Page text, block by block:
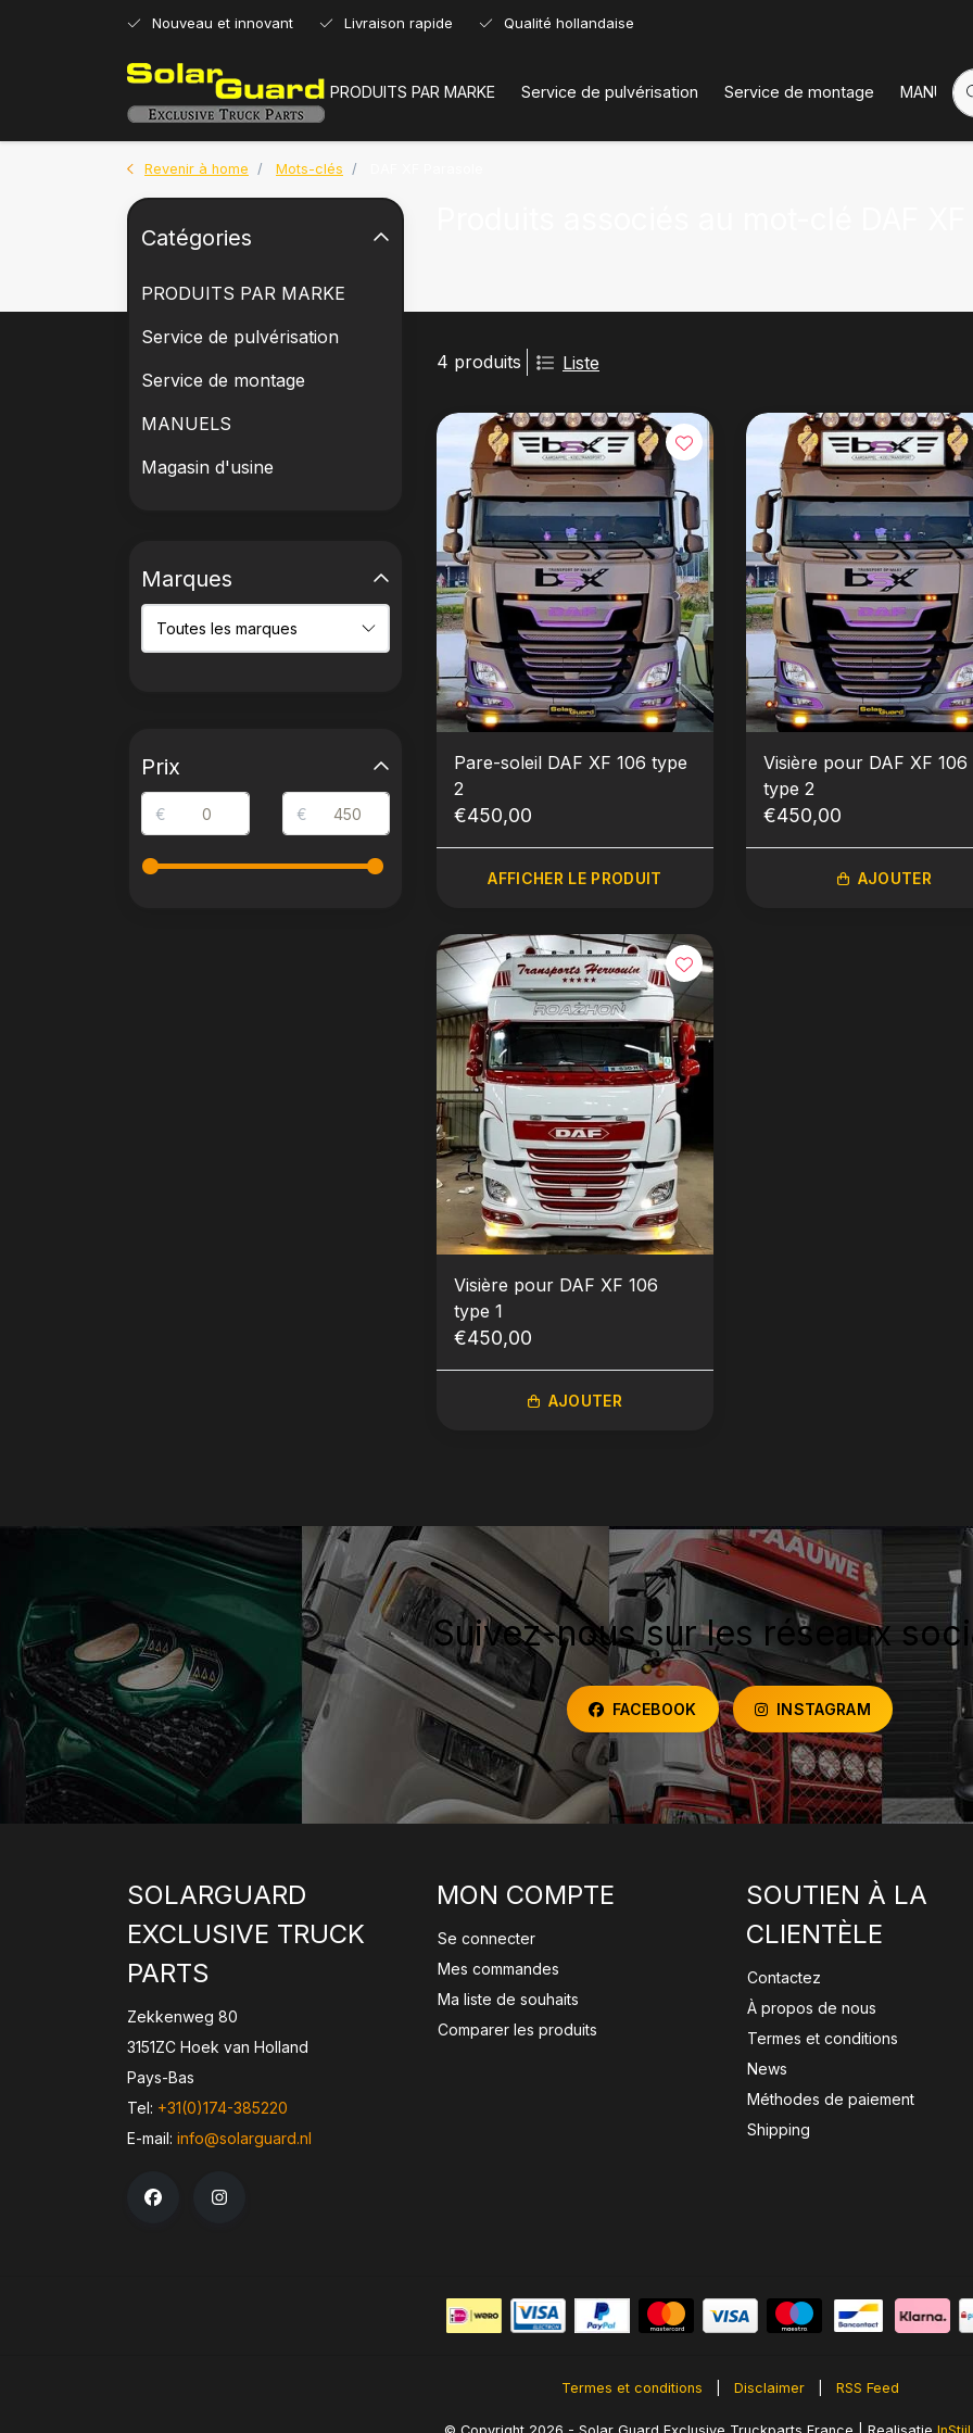
Nouveau et innovant Livraison rapide Qualité hollandaise
PRODUITS PAR MARKE Service de pulvérisation Service de montage MANUELS
Revenir à home Mots-clés
4 produits Liste
Pare-soleil DAF XF 106 type
2
€450,00
AFFICHER LE PRODUIT
Visière pour DAF XF 106
type 2
€450,00
AJOUTER
Visière pour DAF XF 106
type 1
€450,00
AJOUTER
Catégories
PRODUITS PAR MARKE
Service de pulvérisation
Service de montage
MANUELS
Magasin d'usine
Marques
Prix
€ €
Suivez-nous sur les réseaux
FACEBOOK INSTAGRAM
SOLARGUARD
EXCLUSIVE TRUCK
PARTS
Zekkenweg 80
3151ZC Hoek van Holland
Pays-Bas
Tel: +31(0)174-385220
E-mail: info@solarguard.nl
MON COMPTE
Se connecter
Mes commandes
Ma liste de souhaits
Comparer les produits
SOUTIEN À LA
CLIENTÈLE
Contactez
À propos de nous
Termes et conditions
News
Méthodes de paiement
Shipping
Termes et conditions Disclaimer RSS Feed